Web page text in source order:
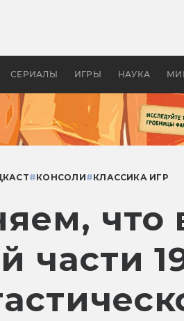
СЕРИАЛЫ ИГРЫ НАУКА
апокалипсис,
#КОНСОЛИ#КЛАССИКА ИГР
что
части